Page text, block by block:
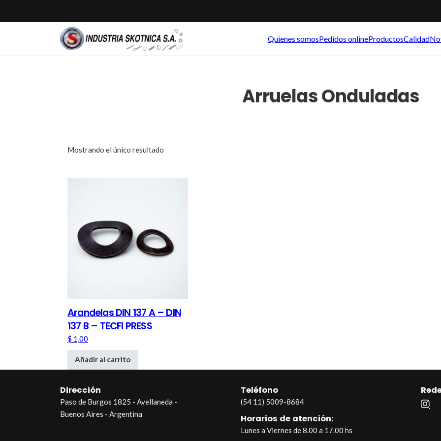
Quienes somosPedidos onlineProductosCalidad
Arruelas Onduladas
Mostrando el único resultado
Arandelas DIN 137 A – DIN
137 B – TECFI PRESS
$ 1,00
Añadir al carrito
Dirección
Paso de Burgos 1825 - Avellaneda -
Buenos Aires - Argentina
Teléfono
(54 11) 5009-8684
Horarios de atención:
Lunes a Viernes de 8.00 a 17.00 hs